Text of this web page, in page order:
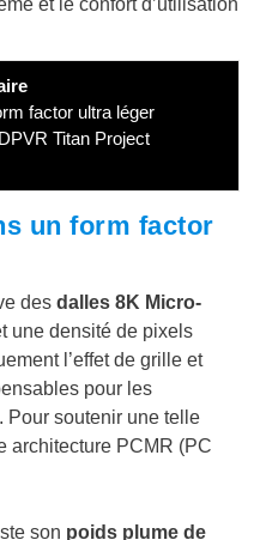
factor ultra léger
Titan Project
un form factor
des dalles 8K Micro-
une densité de pixels
l’effet de grille et
pour les
Pour soutenir une telle
architecture PCMR (PC
son poids plume de